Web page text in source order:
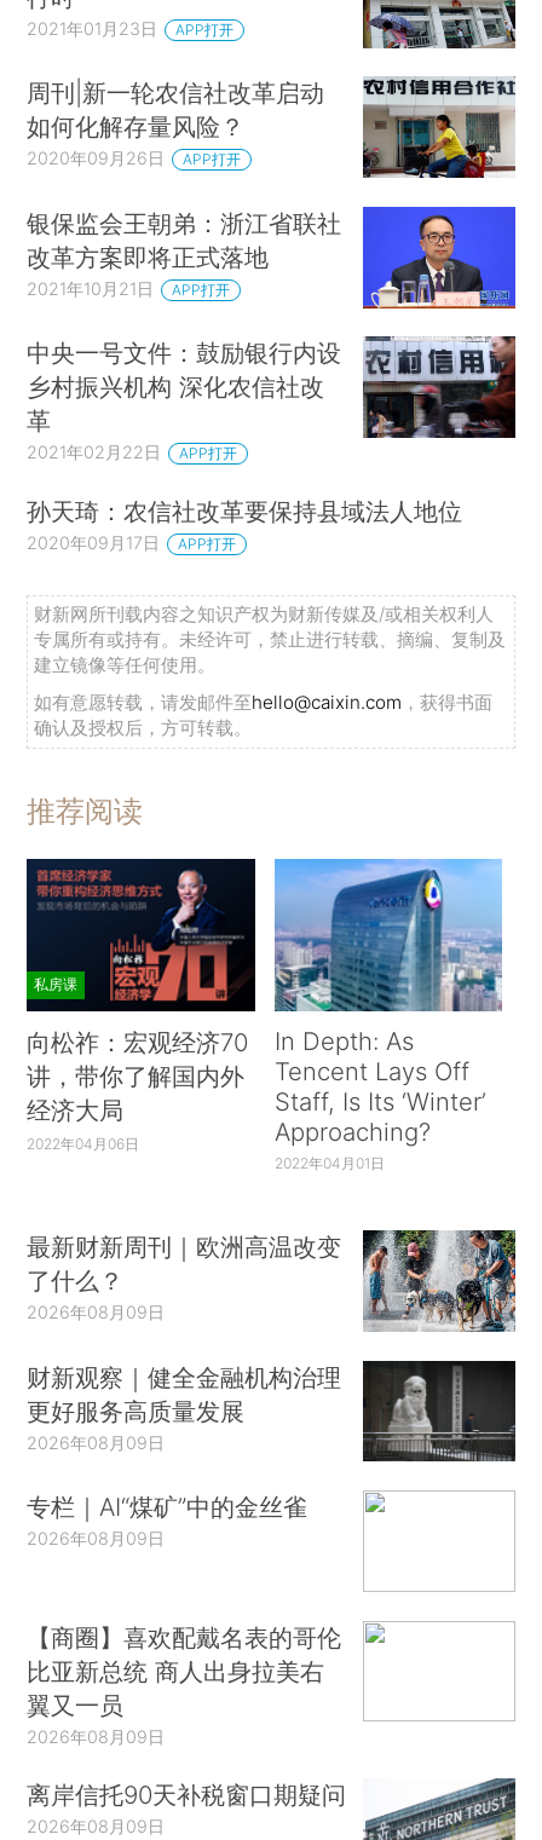
2021年01月23日 APP打开
周刊|新一轮农信社改革启动
如何化解存量风险？
2020年09月26日 APP打开
银保监会王朝弟：浙江省联社
改革方案即将正式落地
2021年10月21日 APP打开
中央一号文件：鼓励银行内设
乡村振兴机构 深化农信社改
革
2021年02月22日 APP打开
孙天琦：农信社改革要保持县域法人地位
2020年09月17日 APP打开
财新网所刊载内容之知识产权为财新传媒及/或相关权利人
专属所有或持有。未经许可，禁止进行转载、摘编、复制及
建立镜像等任何使用。
如有意愿转载，请发邮件至hello@caixin.com ，获得书面
确认及授权后，方可转载。
推荐阅读
私房课
向松祚：宏观经济70
讲，带你了解国内外
经济大局
2022年04月06日
In Depth: As
Tencent Lays Off
Staff, Is Its ‘Winter’
Approaching?
2022年04月01日
最新财新周刊｜欧洲高温改变
了什么？
2026年08月09日
财新观察｜健全金融机构治理
更好服务高质量发展
2026年08月09日
专栏｜AI“煤矿”中的金丝雀
2026年08月09日
【商圈】喜欢配戴名表的哥伦
比亚新总统 商人出身拉美右
翼又一员
2026年08月09日
离岸信托90天补税窗口期疑问
2026年08月09日